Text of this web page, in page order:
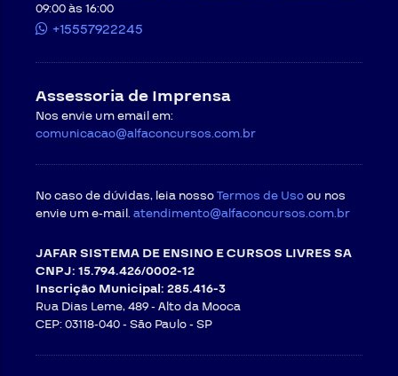
09:00 às 16:00
+15557922245
Assessoria de Imprensa
Nos envie um email em:
comunicacao@alfaconcursos.com.br
No caso de dúvidas, leia nossoTermos de Usoou nos
envie um e-mail.atendimento@alfaconcursos.com.br
JAFAR SISTEMA DE ENSINO E CURSOS LIVRES SA
CNPJ: 15.794.426/0002-12
Inscrição Municipal: 285.416-3
Rua Dias Leme, 489 - Alto da Mooca
CEP: 03118-040 -São Paulo - SP